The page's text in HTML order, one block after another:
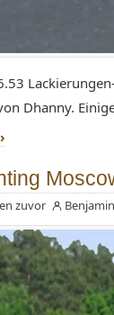
Dhanny.
zuvor